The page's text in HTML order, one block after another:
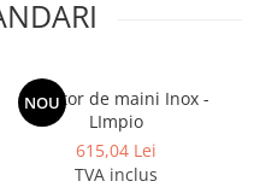
NOU
Uscator de maini Inox -
LImpio
615,04 Lei
TVA inclus